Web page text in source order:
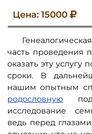
Цена: 15000
часть проведения
оказать эту услугу
сроки. В
нашим опытным
родословную под
исследование
ведь перед